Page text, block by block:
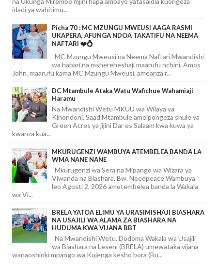
idadi ya wahitimu...
Picha 70 : MC MZUNGU MWEUSI AAGA RASMI
UKAPERA, AFUNGA NDOA TAKATIFU NA NEEMA
NAFTARI ❤️💍
MC Mzungu Mweusi na Neema Naftari Mwandishi
wa habari na mshereheshaji maarufu nchini, Amos
John, maarufu kama MC Mzungu Mweusi, ameanza r...
DC Mtambule Ataka Watu Wafichue Wahamiaji
Haramu
Na Mwandishi Wetu MKUU wa Wilaya ya
Kinondoni, Saad Mtambule ameipongeza shule ya
Green Acres ya jijini Dar es Salaam kwa kuwa ya
kwanza kua...
MKURUGENZI WAMBUYA ATEMBELEA BANDA LA
WMA NANE NANE
Mkurugenzi wa Sera na Mipango wa Wizara ya
Viwanda na Biashara, Bw. Needpeace Wambuya
leo Agosti 2, 2026 ametembelea banda la Wakala
wa Vi...
BRELA YATOA ELIMU YA URASIMISHAJI BIASHARA
NA USAJILI WA ALAMA ZA BIASHARA NA
HUDUMA KWA VIJANA BBT
Na Mwandishi Wetu, Dodoma Wakala wa Usajili
wa Biashara na Leseni (BRELA) umewataka vijana
wanaoshiriki mpango wa Kujenga kesho bora (Bu...